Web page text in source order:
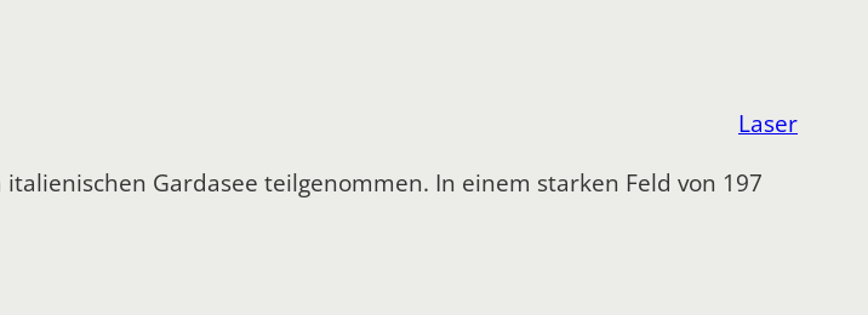
Laser
Gardasee teilgenommen. In einem starken Feld von 197